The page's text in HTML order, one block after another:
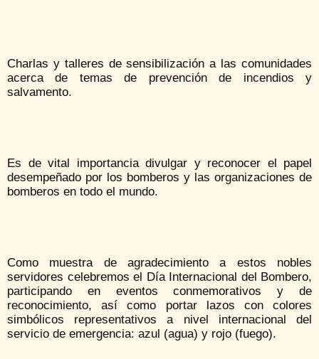
Charlas y talleres de sensibilización a las comunidades
acerca de temas de prevención de incendios y
salvamento.
Es de vital importancia divulgar y reconocer el papel
desempeñado por los bomberos y las organizaciones de
bomberos en todo el mundo.
Como muestra de agradecimiento a estos nobles
servidores celebremos el Día Internacional del Bombero,
participando en eventos conmemorativos y de
reconocimiento, así como portar lazos con colores
simbólicos representativos a nivel internacional del
servicio de emergencia: azul (agua) y rojo (fuego).